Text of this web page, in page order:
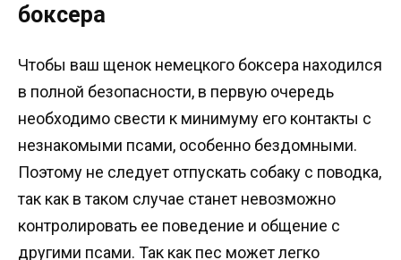
боксера
Чтобы ваш щенок немецкого боксера находился
в полной безопасности, в первую очередь
необходимо свести к минимуму его контакты с
незнакомыми псами, особенно бездомными.
Поэтому не следует отпускать собаку с поводка,
так как в таком случае станет невозможно
контролировать ее поведение и общение с
другими псами. Так как пес может легко